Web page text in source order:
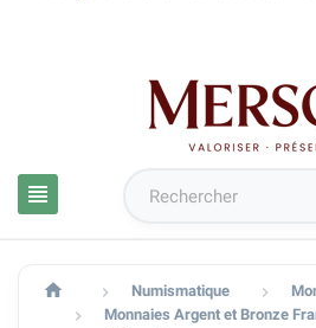

  Numismatique 
 Monnaies Argent et Bronze